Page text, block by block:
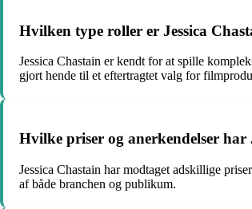
Hvilken type roller er Jessica
Jessica Chastain er kendt for at spille
gjort hende til et eftertragtet valg for
Hvilke priser og anerkendelser har
Jessica Chastain har modtaget adskillige
af både branchen og publikum.